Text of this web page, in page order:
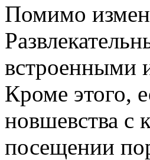
Помимо
встроенными
Кроме этого,
новшевства с
посещении